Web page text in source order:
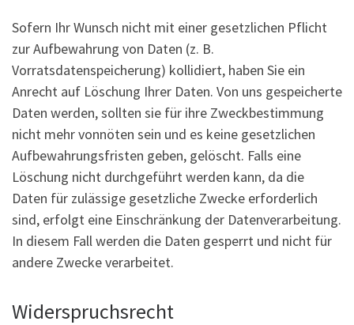
Sofern Ihr Wunsch nicht mit einer gesetzlichen Pflicht
zur Aufbewahrung von Daten (z. B.
Vorratsdatenspeicherung) kollidiert, haben Sie ein
Anrecht auf Löschung Ihrer Daten. Von uns gespeicherte
Daten werden, sollten sie für ihre Zweckbestimmung
nicht mehr vonnöten sein und es keine gesetzlichen
Aufbewahrungsfristen geben, gelöscht. Falls eine
Löschung nicht durchgeführt werden kann, da die
Daten für zulässige gesetzliche Zwecke erforderlich
sind, erfolgt eine Einschränkung der Datenverarbeitung.
In diesem Fall werden die Daten gesperrt und nicht für
andere Zwecke verarbeitet.
Widerspruchsrecht